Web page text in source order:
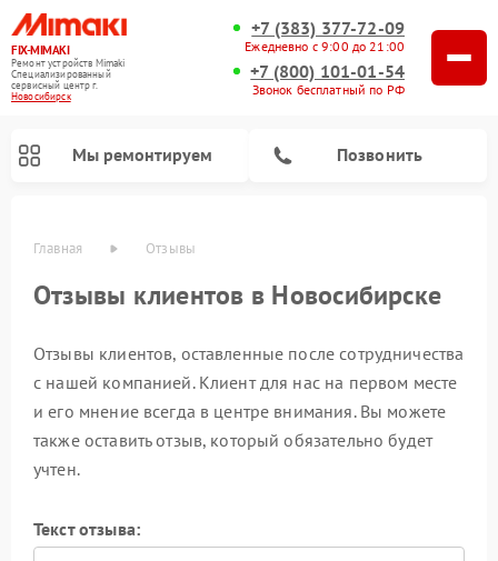
FIX-MIMAKI
Ремонт устройств Mimaki
Специализированный
cервисный центр г.
Новосибирск
+7 (383) 377-72-09
Ежедневно с 9:00 до 21:00
+7 (800) 101-01-54
Звонок бесплатный по РФ
Мы ремонтируем Позвонить
Главная Отзывы
Отзывы клиентов в Новосибирске
Отзывы клиентов, оставленные после сотрудничества
с нашей компанией. Клиент для нас на первом месте
и его мнение всегда в центре внимания. Вы можете
также оставить отзыв, который обязательно будет
учтен.
Текст отзыва: